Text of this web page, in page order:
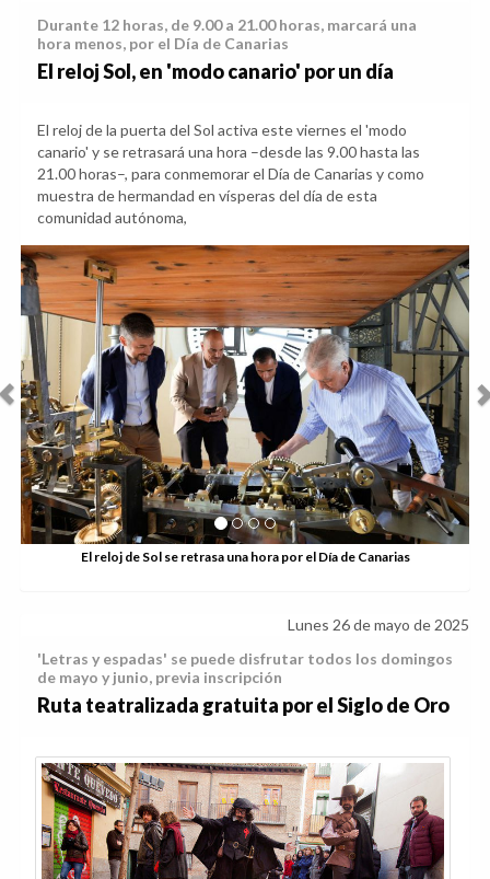
Durante 12 horas, de 9.00 a 21.00 horas, marcará una
hora menos, por el Día de Canarias
El reloj Sol, en 'modo canario' por un día
El reloj de la puerta del Sol activa este viernes el 'modo
canario' y se retrasará una hora –desde las 9.00 hasta las
21.00 horas–, para conmemorar el Día de Canarias y como
muestra de hermandad en vísperas del día de esta
comunidad autónoma,
El reloj de Sol se retrasa una hora por el Día de Canarias
Anterior
Lunes 26 de mayo de 2025
'Letras y espadas' se puede disfrutar todos los domingos
de mayo y junio, previa inscripción
Ruta teatralizada gratuita por el Siglo de Oro